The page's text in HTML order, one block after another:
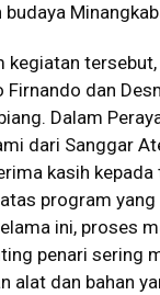
kegiatan
Firnando dan
Dalam
dari Sanggar
kasih kepada
program
ini, proses
penari sering
alat dan bahan